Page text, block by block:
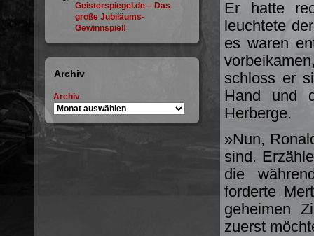
Geisterspiegel.de – Das
große Jubiläums-
Gewinnspiel!
Archiv
Archiv
Er hatte
leuchtete
es waren
schloss er
Hand und
Herberge.
»Nun,
sind.
die
forderte
geheimen
zuerst